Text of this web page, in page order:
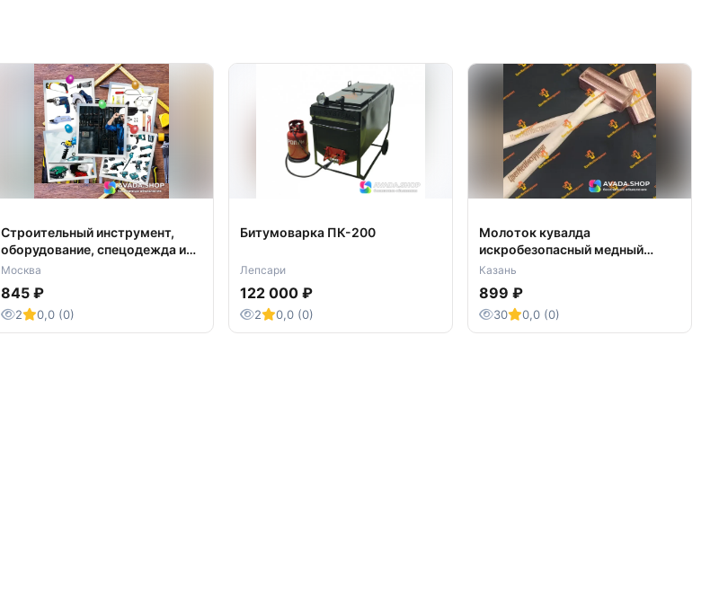
Строительный инструмент,
оборудование, спецодежда и
СИЗ
Москва
845 ₽
2 0,0 (0)
Битумоварка ПК-200
Лепсари
122 000 ₽
2 0,0 (0)
Молоток кувалда
искробезопасный медный
латунный бронзовый от 250гр
Казань
899 ₽
30 0,0 (0)